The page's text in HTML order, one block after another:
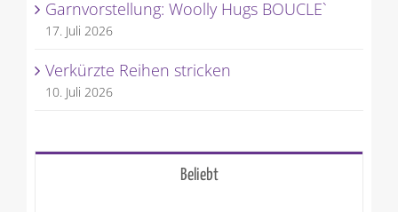
Garnvorstellung: Woolly Hugs BOUCLE`
17. Juli 2026
Verkürzte Reihen stricken
10. Juli 2026
Beliebt